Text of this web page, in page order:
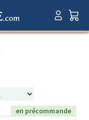
en précommande